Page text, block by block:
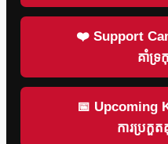
❤️ Support
គាំទ្រ
📅 Upcoming
ការប្រកួត